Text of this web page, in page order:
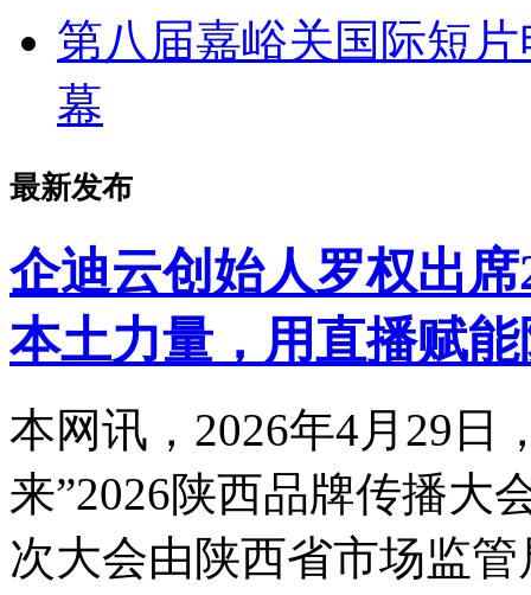
第八届嘉峪关国际短
幕
最新发布
企迪云创始人罗权出
本土力量，用直播赋
本网讯，2026年4月29日
来”2026陕西品牌传播大
次大会由陕西省市场监